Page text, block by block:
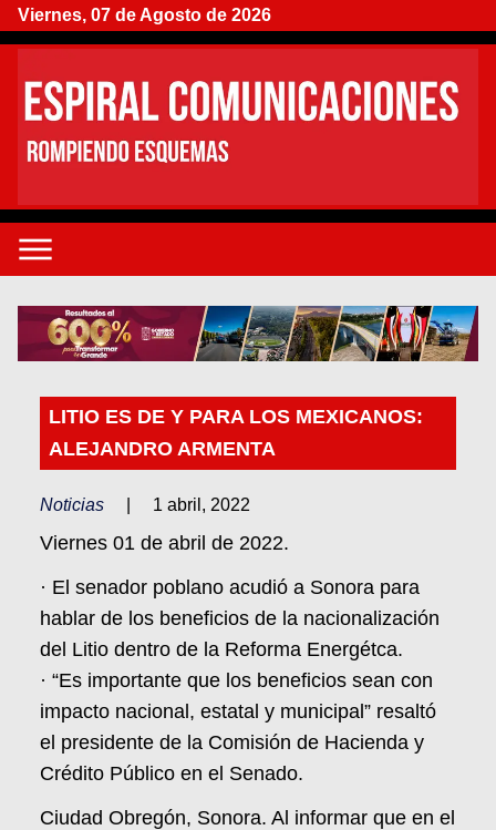
Viernes, 07 de Agosto de 2026
LITIO ES DE Y PARA LOS MEXICANOS:
ALEJANDRO ARMENTA
Noticias 1 abril, 2022
Viernes 01 de abril de 2022.
· El senador poblano acudió a Sonora para
hablar de los beneficios de la nacionalización
del Litio dentro de la Reforma Energétca.
· “Es importante que los beneficios sean con
impacto nacional, estatal y municipal” resaltó
el presidente de la Comisión de Hacienda y
Crédito Público en el Senado.
Ciudad Obregón, Sonora. Al informar que en el